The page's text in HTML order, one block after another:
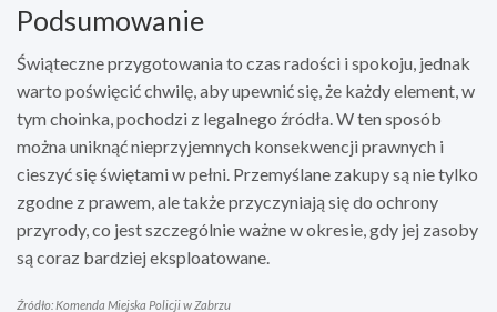
Podsumowanie
Świąteczne przygotowania to czas radości i spokoju, jednak
warto poświęcić chwilę, aby upewnić się, że każdy element, w
tym choinka, pochodzi z legalnego źródła. W ten sposób
można uniknąć nieprzyjemnych konsekwencji prawnych i
cieszyć się świętami w pełni. Przemyślane zakupy są nie tylko
zgodne z prawem, ale także przyczyniają się do ochrony
przyrody, co jest szczególnie ważne w okresie, gdy jej zasoby
są coraz bardziej eksploatowane.
Źródło: Komenda Miejska Policji w Zabrzu